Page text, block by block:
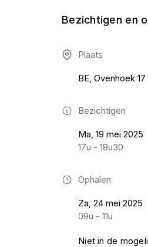
Bezichtigen en
Plaats
BE, Ovenhoek
Bezichtigen
Ma, 19 mei 2025
17u - 18u30
Ophalen
Za, 24 mei 2025
09u - 11u
Niet in de